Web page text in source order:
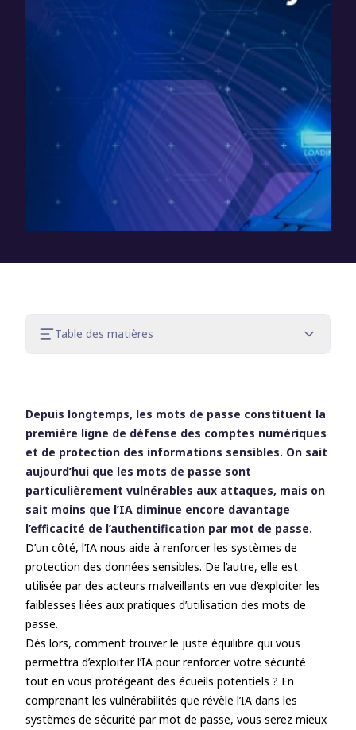
Table des matières
Le côté sombre de l’IA dans les attaques
ciblant les mots de passe
La sécurité IA face à l’authentification
traditionnelle par mot de passe
Anticiper sur les risques et les difficultés
L’IA souligne plus que jamais
l’importance de sécuriser les processus
de connexion
Sécurisation du processus de connexion
à Active Directory avec UserLock
Depuis longtemps, les mots de passe constituent la
première ligne de défense des comptes numériques
et de protection des informations sensibles. On sait
aujourd’hui que les mots de passe sont
particulièrement vulnérables aux attaques, mais on
sait moins que l’IA diminue encore davantage
l’efficacité de l’authentification par mot de passe.
D’un côté, l’IA nous aide à renforcer les systèmes de
protection des données sensibles. De l’autre, elle est
utilisée par des acteurs malveillants en vue d’exploiter les
faiblesses liées aux pratiques d’utilisation des mots de
passe.
Dès lors, comment trouver le juste équilibre qui vous
permettra d’exploiter l’IA pour renforcer votre sécurité
tout en vous protégeant des écueils potentiels ? En
comprenant les vulnérabilités que révèle l’IA dans les
systèmes de sécurité par mot de passe, vous serez mieux